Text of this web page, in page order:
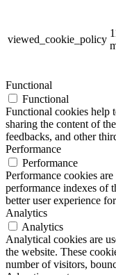
viewed_cookie_policy
Functional
Functional
Functional cookies help
sharing the content of
feedbacks, and other
Performance
Performance
Performance cookies
performance indexes of
better user experience
Analytics
Analytics
Analytical cookies are
the website. These
number of visitors,